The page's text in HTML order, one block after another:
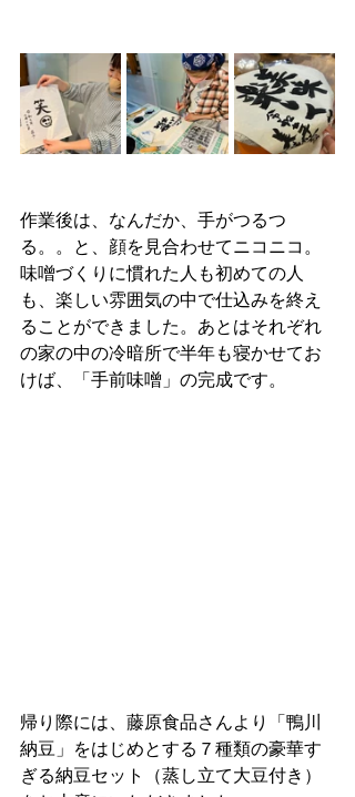
作業後は、なんだか、手がつるつ
る。。と、顔を見合わせてニコニコ。
味噌づくりに慣れた人も初めての人
も、楽しい雰囲気の中で仕込みを終え
ることができました。あとはそれぞれ
の家の中の冷暗所で半年も寝かせてお
けば、「手前味噌」の完成です。
帰り際には、藤原食品さんより「鴨川
納豆」をはじめとする７種類の豪華す
ぎる納豆セット（蒸し立て大豆付き）